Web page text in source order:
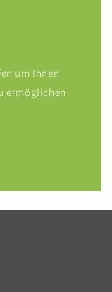
um Ihnen
ermöglichen